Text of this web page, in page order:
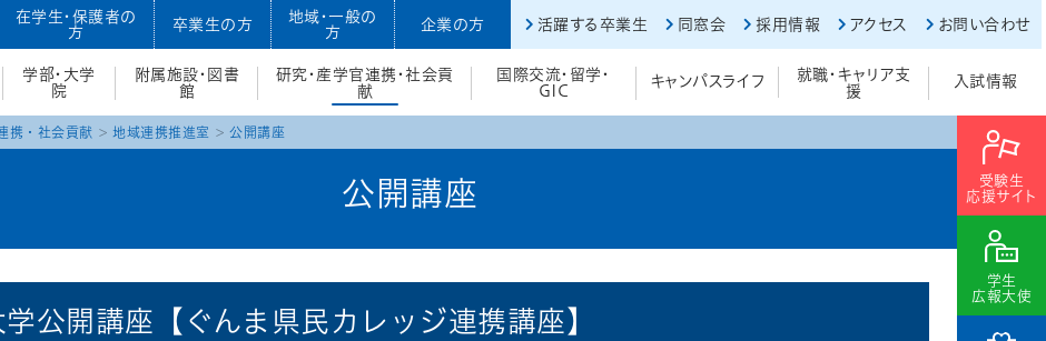
在学生・保護者の
方
卒業生の方
地域・一般の
方
企業の方 活躍する卒業生 同窓会 採用情報 アクセス お問い合わせ
学部・大学
院
附属施設・図書
館
研究・産学官連携・社会貢
献
国際交流・留学・
GIC
キャンパスライフ
就職・キャリア支
援
入試情報
受験生
応援サイト
学生
広報大使
携・社会貢献 地域連携推進室 公開講座
公開講座
公開講座【ぐんま県民カレッジ連携講座】